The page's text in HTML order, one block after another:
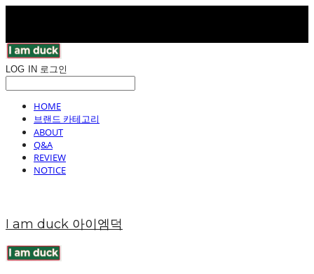
LOG IN 로그인
HOME
브랜드 카테고리
ABOUT
Q&A
REVIEW
NOTICE
I am duck 아이엠덕